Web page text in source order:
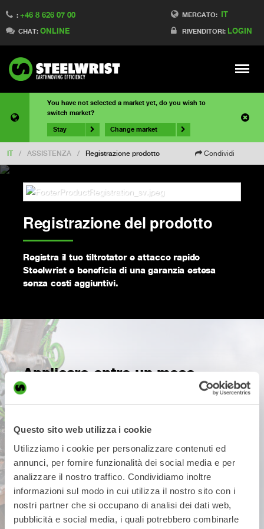
Questo sito web utilizza i cookie
Utilizziamo i cookie per personalizzare contenuti ed
annunci, per fornire funzionalità dei social media e per
analizzare il nostro traffico. Condividiamo inoltre
informazioni sul modo in cui utilizza il nostro sito con i
nostri partner che si occupano di analisi dei dati web,
pubblicità e social media, i quali potrebbero combinarle
MERCATO: IT
RIVENDITORI: LOGIN
: +46 8 626 07 00
CHAT: ONLINE
Meny
You have not selected a market yet, do you wish to
switch market?
Stay Change market
IT / ASSISTENZA / Registrazione prodotto Condividi
Registrazione del prodotto
Registra il tuo tiltrotator e attacco rapido
Steelwrist e beneficia di una garanzia estesa
senza costi aggiuntivi.
Applicare entro un mese
dall'inizio dell'utilizzo del
prodotto
Tutti i tiltrotator e gli attacchi rapidi Steelwrist sono coperti da
una garanzia standard di 12 mesi o 1600 ore, a seconda di
quale condizione si verifichi per prima. La garanzia può
essere estesa gratuitamente a 24 mesi o 3200 ore registrando
il prodotto presso Steelwrist entro un mese dalla sua messa
in funzione, a condizione che siano stati rispettati i
programmi di assistenza e manutenzione indicati nel manuale